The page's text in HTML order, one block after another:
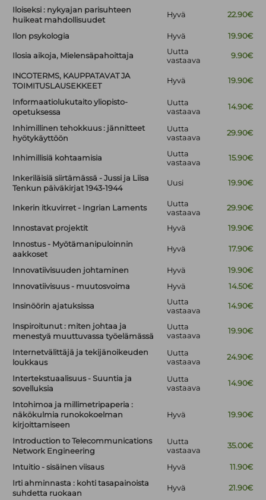
Iloiseksi : nykyajan parisuhteen
huikeat mahdollisuudet
Hyvä 22.90€
Ilon psykologia Hyvä 19.90€
Ilosia aikoja, Mielensäpahoittaja
Uutta
vastaava
9.90€
INCOTERMS, KAUPPATAVAT JA
TOIMITUSLAUSEKKEET
Hyvä 19.90€
Informaatiolukutaito yliopisto-
opetuksessa
Uutta
vastaava
14.90€
Inhimillinen tehokkuus : jännitteet
hyötykäyttöön
Uutta
vastaava
29.90€
Inhimillisiä kohtaamisia
Uutta
vastaava
15.90€
Inkeriläisiä siirtämässä - Jussi ja Liisa
Tenkun päiväkirjat 1943-1944
Uusi 19.90€
Inkerin itkuvirret - Ingrian Laments
Uutta
vastaava
29.90€
Innostavat projektit Hyvä
19.90€
Innostus - Myötämanipuloinnin
aakkoset
Hyvä 17.90€
Innovatiivisuuden johtaminen Hyvä
19.90€
Innovatiivisuus - muutosvoima
Hyvä 14.50€
Insinöörin ajatuksissa
Uutta
vastaava
14.90€
Inspiroitunut : miten johtaa ja
menestyä muuttuvassa työelämässä
Uutta
vastaava
19.90€
Internetvälittäjä ja tekijänoikeuden
loukkaus
Uutta
vastaava
24.90€
Intertekstuaalisuus - Suuntia ja
sovelluksia
Uutta
vastaava
14.90€
Intohimoa ja millimetripaperia :
näkökulmia runokokoelman
kirjoittamiseen
Hyvä 19.90€
Introduction to Telecommunications
Network Engineering
Uutta
vastaava
35.00€
Intuitio - sisäinen viisaus Hyvä
11.90€
Irti ahminnasta : kohti tasapainoista
suhdetta ruokaan
Hyvä 21.90€